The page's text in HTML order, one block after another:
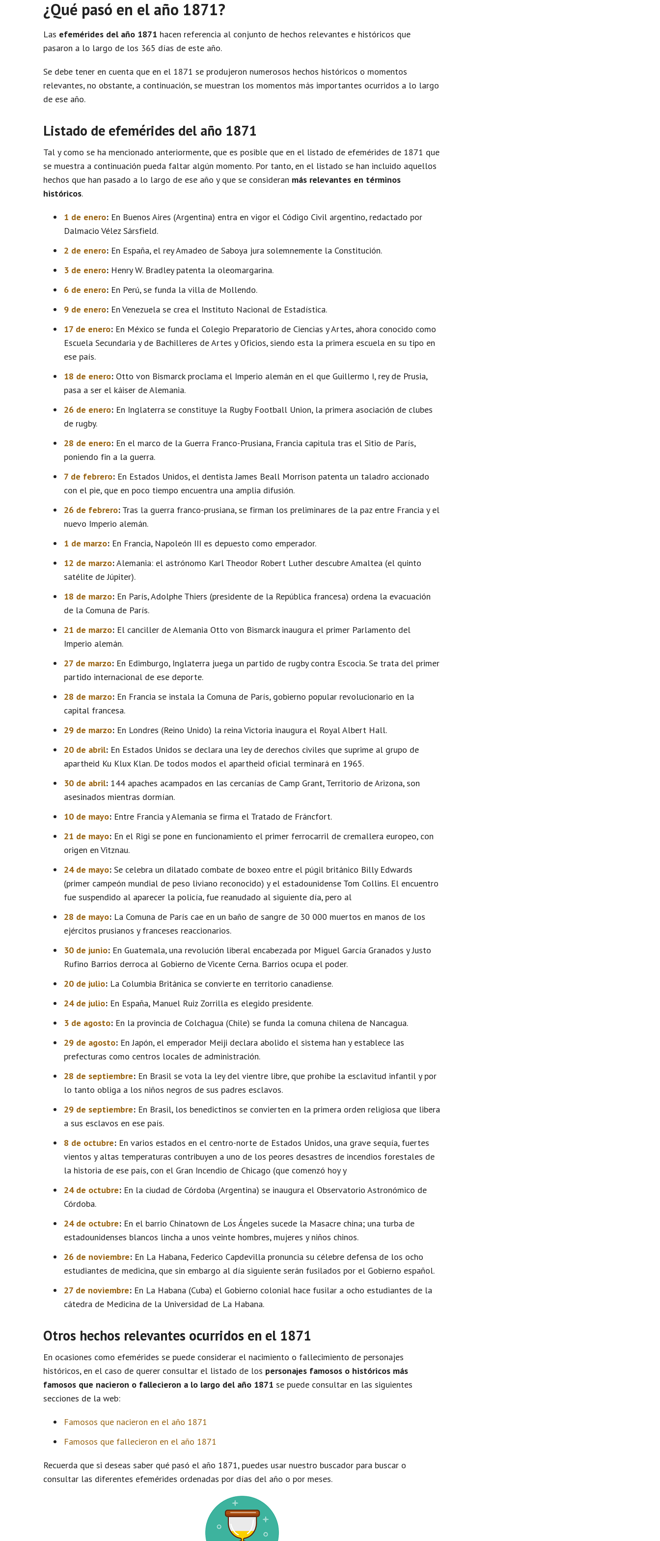
¿Qué pasó en el año 1871?
Las efemérides del año 1871 hacen referencia al conjunto de hechos relevantes e históricos que
pasaron a lo largo de los 365 días de este año.
Se debe tener en cuenta que en el 1871 se produjeron numerosos hechos históricos o momentos
relevantes, no obstante, a continuación, se muestran los momentos más importantes ocurridos a lo largo
de ese año.
Listado de efemérides del año 1871
Tal y como se ha mencionado anteriormente, que es posible que en el listado de efemérides de 1871 que
se muestra a continuación pueda faltar algún momento. Por tanto, en el listado se han incluido aquellos
hechos que han pasado a lo largo de ese año y que se consideran más relevantes en términos
históricos.
1 de enero: En Buenos Aires (Argentina) entra en vigor el Código Civil argentino, redactado por
Dalmacio Vélez Sársfield.
2 de enero: En España, el rey Amadeo de Saboya jura solemnemente la Constitución.
3 de enero: Henry W. Bradley patenta la oleomargarina.
6 de enero: En Perú, se funda la villa de Mollendo.
9 de enero: En Venezuela se crea el Instituto Nacional de Estadística.
17 de enero: En México se funda el Colegio Preparatorio de Ciencias y Artes, ahora conocido como
Escuela Secundaria y de Bachilleres de Artes y Oficios, siendo esta la primera escuela en su tipo en
ese país.
18 de enero: Otto von Bismarck proclama el Imperio alemán en el que Guillermo I, rey de Prusia,
pasa a ser el káiser de Alemania.
26 de enero: En Inglaterra se constituye la Rugby Football Union, la primera asociación de clubes
de rugby.
28 de enero: En el marco de la Guerra Franco-Prusiana, Francia capitula tras el Sitio de París,
poniendo fin a la guerra.
7 de febrero: En Estados Unidos, el dentista James Beall Morrison patenta un taladro accionado
con el pie, que en poco tiempo encuentra una amplia difusión.
26 de febrero: Tras la guerra franco-prusiana, se firman los preliminares de la paz entre Francia y el
nuevo Imperio alemán.
1 de marzo: En Francia, Napoleón III es depuesto como emperador.
12 de marzo:Alemania: el astrónomo Karl Theodor Robert Luther descubre Amaltea (el quinto
satélite de Júpiter).
18 de marzo: En París, Adolphe Thiers (presidente de la República francesa) ordena la evacuación
de la Comuna de París.
21 de marzo: El canciller de Alemania Otto von Bismarck inaugura el primer Parlamento del
Imperio alemán.
27 de marzo: En Edimburgo, Inglaterra juega un partido de rugby contra Escocia. Se trata del primer
partido internacional de ese deporte.
28 de marzo: En Francia se instala la Comuna de París, gobierno popular revolucionario en la
capital francesa.
29 de marzo: En Londres (Reino Unido) la reina Victoria inaugura el Royal Albert Hall.
20 de abril: En Estados Unidos se declara una ley de derechos civiles que suprime al grupo de
apartheid Ku Klux Klan. De todos modos el apartheid oficial terminará en 1965.
30 de abril: 144 apaches acampados en las cercanías de Camp Grant, Territorio de Arizona, son
asesinados mientras dormían.
10 de mayo: Entre Francia y Alemania se firma el Tratado de Fráncfort.
21 de mayo: En el Rigi se pone en funcionamiento el primer ferrocarril de cremallera europeo, con
origen en Vitznau.
24 de mayo: Se celebra un dilatado combate de boxeo entre el púgil británico Billy Edwards
(primer campeón mundial de peso liviano reconocido) y el estadounidense Tom Collins. El encuentro
fue suspendido al aparecer la policía, fue reanudado al siguiente día, pero al
28 de mayo: La Comuna de París cae en un baño de sangre de 30 000 muertos en manos de los
ejércitos prusianos y franceses reaccionarios.
30 de junio: En Guatemala, una revolución liberal encabezada por Miguel García Granados y Justo
Rufino Barrios derroca al Gobierno de Vicente Cerna. Barrios ocupa el poder.
20 de julio: La Columbia Británica se convierte en territorio canadiense.
24 de julio: En España, Manuel Ruiz Zorrilla es elegido presidente.
3 de agosto: En la provincia de Colchagua (Chile) se funda la comuna chilena de Nancagua.
29 de agosto: En Japón, el emperador Meiji declara abolido el sistema han y establece las
prefecturas como centros locales de administración.
28 de septiembre: En Brasil se vota la ley del vientre libre, que prohíbe la esclavitud infantil y por
lo tanto obliga a los niños negros de sus padres esclavos.
29 de septiembre: En Brasil, los benedictinos se convierten en la primera orden religiosa que libera
a sus esclavos en ese país.
8 de octubre: En varios estados en el centro-norte de Estados Unidos, una grave sequía, fuertes
vientos y altas temperaturas contribuyen a uno de los peores desastres de incendios forestales de
la historia de ese país, con el Gran Incendio de Chicago (que comenzó hoy y
24 de octubre: En la ciudad de Córdoba (Argentina) se inaugura el Observatorio Astronómico de
Córdoba.
24 de octubre: En el barrio Chinatown de Los Ángeles sucede la Masacre china; una turba de
estadounidenses blancos lincha a unos veinte hombres, mujeres y niños chinos.
26 de noviembre: En La Habana, Federico Capdevilla pronuncia su célebre defensa de los ocho
estudiantes de medicina, que sin embargo al día siguiente serán fusilados por el Gobierno español.
27 de noviembre: En La Habana (Cuba) el Gobierno colonial hace fusilar a ocho estudiantes de la
cátedra de Medicina de la Universidad de La Habana.
Otros hechos relevantes ocurridos en el 1871
En ocasiones como efemérides se puede considerar el nacimiento o fallecimiento de personajes
históricos, en el caso de querer consultar el listado de los personajes famosos o históricos más
famosos que nacieron o fallecieron a lo largo del año 1871 se puede consultar en las siguientes
secciones de la web:
Famosos que nacieron en el año 1871
Famosos que fallecieron en el año 1871
Recuerda que si deseas saber qué pasó el año 1871, puedes usar nuestro buscador para buscar o
consultar las diferentes efemérides ordenadas por días del año o por meses.